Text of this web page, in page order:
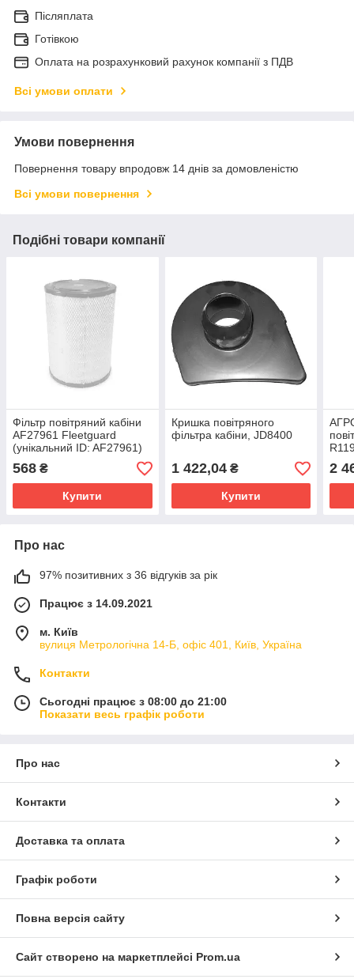
Післяплата
Готівкою
Оплата на розрахунковий рахунок компанії з ПДВ
Всі умови оплати
Умови повернення
Повернення товару впродовж 14 днів за домовленістю
Всі умови повернення
Подібні товари компанії
Фільтр повітряний кабіни
AF27961 Fleetguard
(унікальний ID: AF27961)
568 ₴
Купити
Кришка повітряного
фільтра кабіни, JD8400
1 422,04₴
Купити
2
Про нас
97% позитивних з 36 відгуків за рік
Працює з 14.09.2021
м. Київ
вулиця Метрологічна 14-Б, офіс 401, Київ, Україна
Контакти
Сьогодні працює з 08:00 до 21:00
Показати весь графік роботи
Про нас
Контакти
Доставка та оплата
Графік роботи
Повна версія сайту
Сайт створено на маркетплейсі Prom.ua